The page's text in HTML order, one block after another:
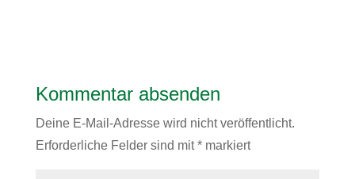
Kommentar absenden
Deine E-Mail-Adresse wird nicht veröffentlicht.
Erforderliche Felder sind mit*markiert